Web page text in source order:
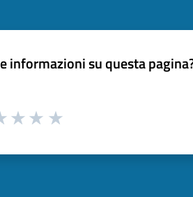
informazioni su questa